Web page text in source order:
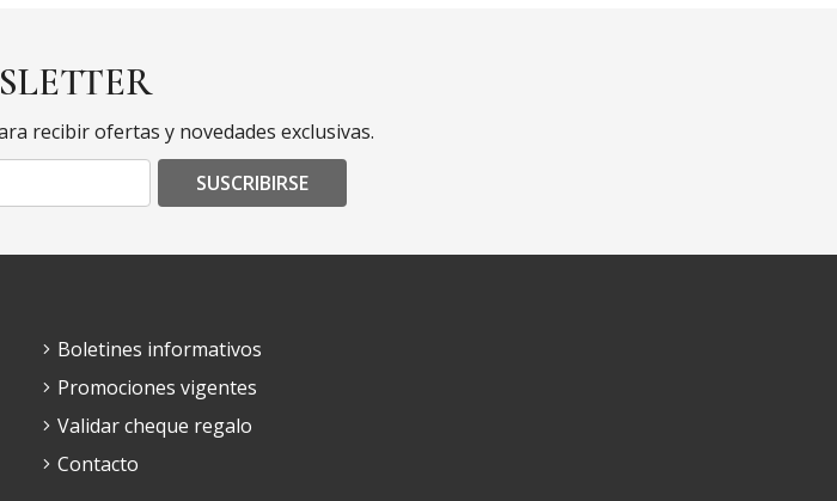
recibir ofertas y novedades exclusivas.
SUSCRIBIRSE
Boletines informativos
Promociones vigentes
Validar cheque regalo
Contacto